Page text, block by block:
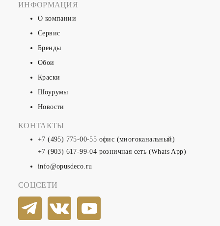
ИНФОРМАЦИЯ
О компании
Сервис
Бренды
Обои
Краски
Шоурумы
Новости
КОНТАКТЫ
+7 (495) 775-00-55 офис (многоканальный)
+7 (903) 617-99-04 розничная сеть (Whats App)
info@opusdeco.ru
СОЦСЕТИ